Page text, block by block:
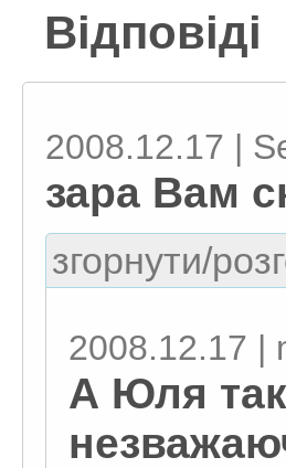
Відповіді
2008.12.17 |
зара Вам
згорнути/
2008.12.17 |
А Юля